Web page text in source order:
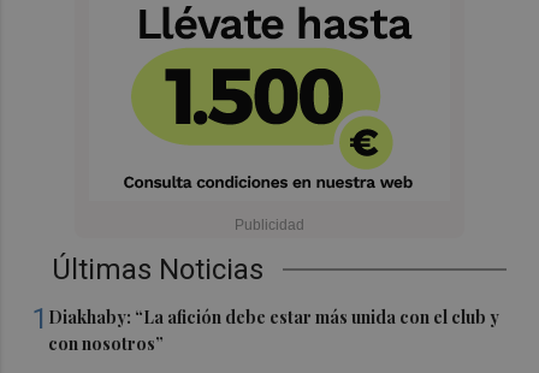
Últimas Noticias
1 Diakhaby: “La afición debe estar más unida con el club y
con nosotros”